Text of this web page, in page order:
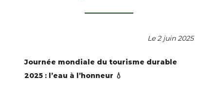
Le 2 juin 2025
Journée mondiale du tourisme durable
2025 : l’eau à l’honneur 💧